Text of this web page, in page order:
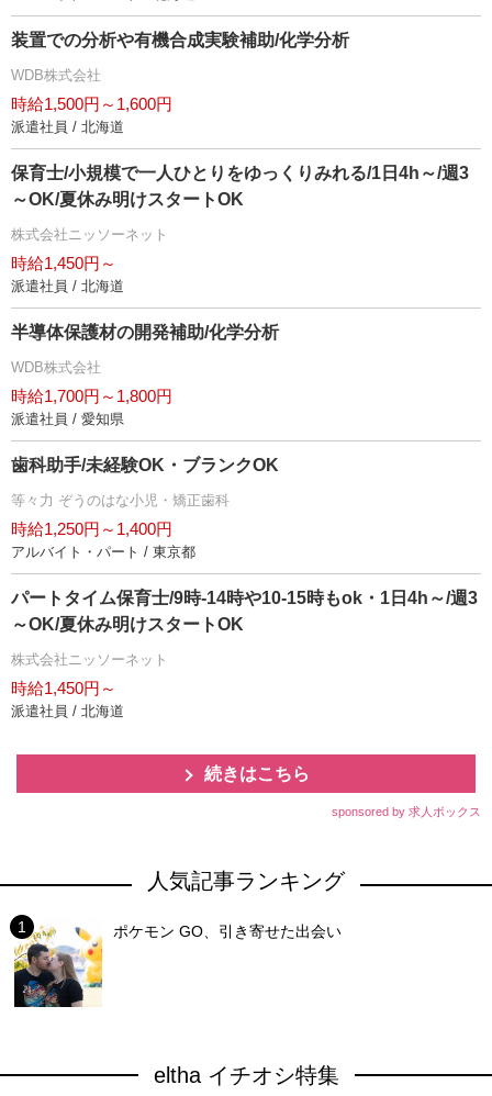
装置での分析や有機合成実験補助/化学分析
WDB株式会社
時給1,500円～1,600円
派遣社員 / 北海道
保育士/小規模で一人ひとりをゆっくりみれる/1日4h～/週3
～OK/夏休み明けスタートOK
株式会社ニッソーネット
時給1,450円～
派遣社員 / 北海道
半導体保護材の開発補助/化学分析
WDB株式会社
時給1,700円～1,800円
派遣社員 / 愛知県
歯科助手/未経験OK・ブランクOK
等々力 ぞうのはな小児・矯正歯科
時給1,250円～1,400円
アルバイト・パート / 東京都
パートタイム保育士/9時-14時や10-15時もok・1日4h～/週3
～OK/夏休み明けスタートOK
株式会社ニッソーネット
時給1,450円～
派遣社員 / 北海道
続きはこちら
sponsored by 求人ボックス
人気記事ランキング
ポケモン GO、引き寄せた出会い
eltha イチオシ特集